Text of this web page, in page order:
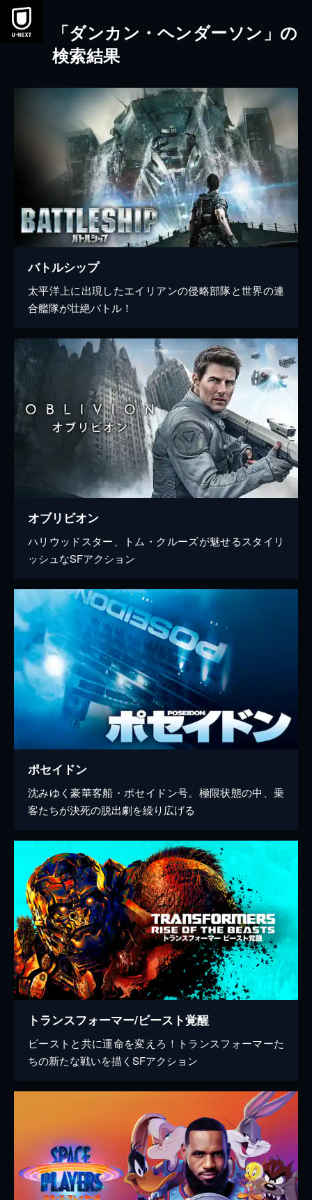
本文へスキップ
「ダンカン・ヘンダーソン」の
検索結果
バトルシップ
太平洋上に出現したエイリアンの侵略部隊と世界の連
合艦隊が壮絶バトル！
オブリビオン
ハリウッドスター、トム・クルーズが魅せるスタイリ
ッシュなSFアクション
ポセイドン
沈みゆく豪華客船・ポセイドン号。極限状態の中、乗
客たちが決死の脱出劇を繰り広げる
トランスフォーマー/ビースト覚醒
ビーストと共に運命を変えろ！トランスフォーマーた
ちの新たな戦いを描くSFアクション